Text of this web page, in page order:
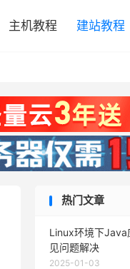
主机教程 建站教程
热门文章
Linux环境下Java
见问题解决
2025-01-03